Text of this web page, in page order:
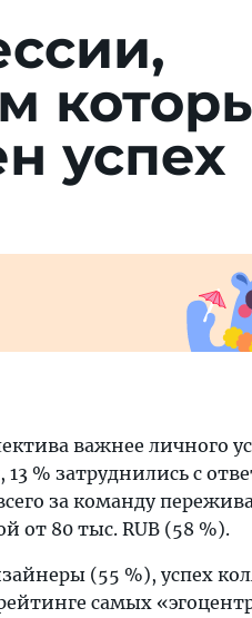
успех
важнее личного
% затруднились с
за команду
от 80 тыс. RUB (58 %).
(55 %), успех
самых